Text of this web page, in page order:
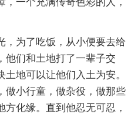
，为了吃饭，从小便要去给
他们和土地打了一辈子交
地可以让他们入土为安。
做小行童，做杂役，做那些
化缘。直到他忍无可忍，